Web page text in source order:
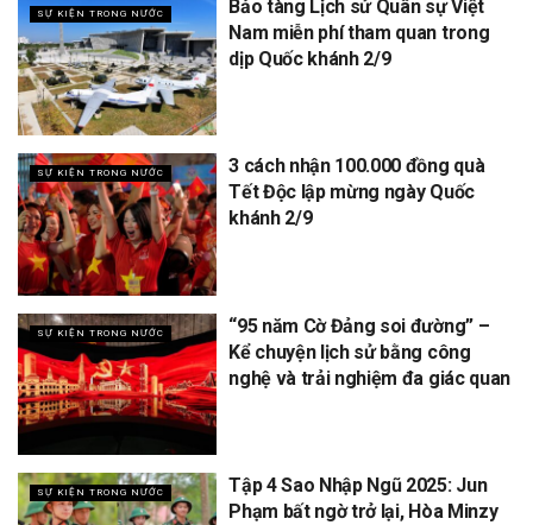
SỰ KIỆN TRONG NƯỚC
Bảo tàng Lịch sử Quân sự Việt
Nam miễn phí tham quan trong
dịp Quốc khánh 2/9
SỰ KIỆN TRONG NƯỚC
3 cách nhận 100.000 đồng quà
Tết Độc lập mừng ngày Quốc
khánh 2/9
SỰ KIỆN TRONG NƯỚC
“95 năm Cờ Đảng soi đường” –
Kể chuyện lịch sử bằng công
nghệ và trải nghiệm đa giác quan
SỰ KIỆN TRONG NƯỚC
Tập 4 Sao Nhập Ngũ 2025: Jun
Phạm bất ngờ trở lại, Hòa Minzy